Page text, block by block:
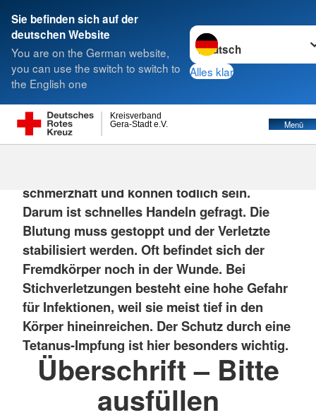
Sie befinden sich auf der
deutschen Website
You are on the German website,
you can use the switch to switch to
the English one
Sprache wechseln zu
Alles klar
Gera-Stadt e.V.
Kreisverband
Menü
Suche
schmerzhaft und können tödlich sein.
Darum ist schnelles Handeln gefragt. Die
Blutung muss gestoppt und der Verletzte
stabilisiert werden. Oft befindet sich der
Fremdkörper noch in der Wunde. Bei
Stichverletzungen besteht eine hohe Gefahr
für Infektionen, weil sie meist tief in den
Körper hineinreichen. Der Schutz durch eine
Tetanus-Impfung ist hier besonders wichtig.
Überschrift – Bitte
ausfüllen